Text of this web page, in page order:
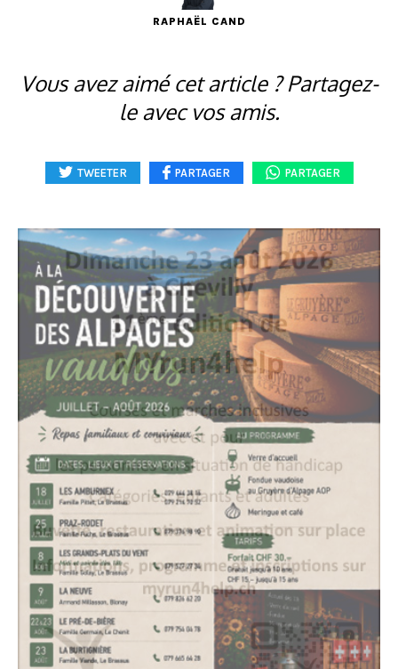
RAPHAËL CAND
Vous avez aimé cet article ? Partagez-
le avec vos amis.
TWEETER PARTAGER PARTAGER